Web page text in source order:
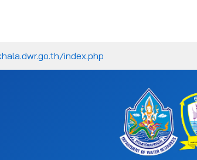
index.php